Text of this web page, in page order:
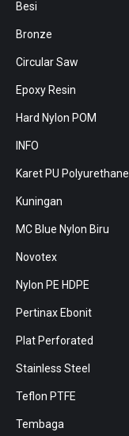
Besi
Bronze
Circular Saw
Epoxy Resin
Hard Nylon POM
INFO
Karet PU Polyurethane
Kuningan
MC Blue Nylon Biru
Novotex
Nylon PE HDPE
Pertinax Ebonit
Plat Perforated
Stainless Steel
Teflon PTFE
Tembaga